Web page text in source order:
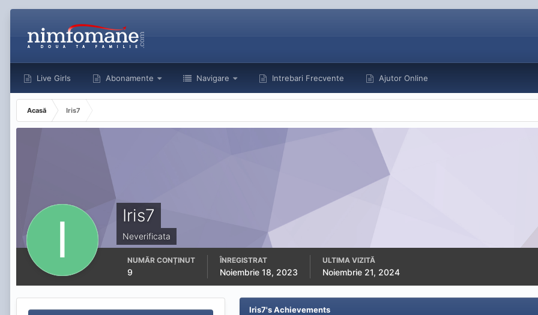
Live Girls Abonamente Navigare Intrebari Frecvente Ajutor Online
Acasă Iris7
Iris7
Neverificata
NUMĂR CONȚINUT
9
ÎNREGISTRAT
Noiembrie 18, 2023
ULTIMA VIZITĂ
Noiembrie 21, 2024
Iris7's Achievements